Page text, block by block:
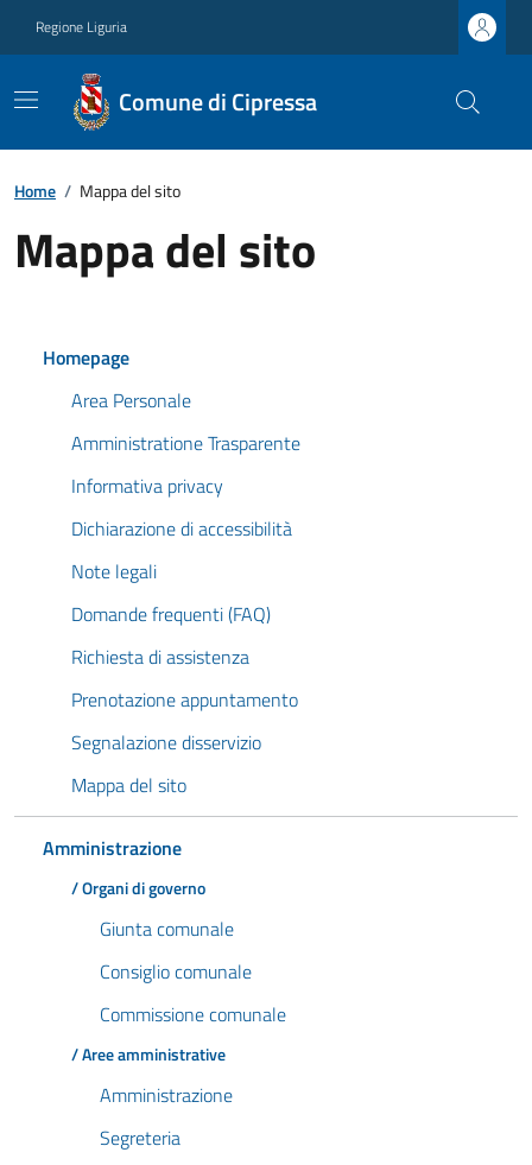
Regione Liguria
Comune di Cipressa
Home / Mappa del sito
Mappa del sito
Homepage
Area Personale
Amministratione Trasparente
Informativa privacy
Dichiarazione di accessibilità
Note legali
Domande frequenti (FAQ)
Richiesta di assistenza
Prenotazione appuntamento
Segnalazione disservizio
Mappa del sito
Amministrazione
/ Organi di governo
Giunta comunale
Consiglio comunale
Commissione comunale
/ Aree amministrative
Amministrazione
Segreteria